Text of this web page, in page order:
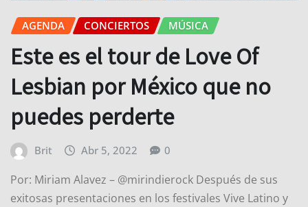
AGENDA CONCIERTOS MÚSICA
Este es el tour de Love Of
Lesbian por México que no
puedes perderte
Brit Abr 5, 2022 0
Por: Miriam Alavez – @mirindierock Después de sus
exitosas presentaciones en los festivales Vive Latino y